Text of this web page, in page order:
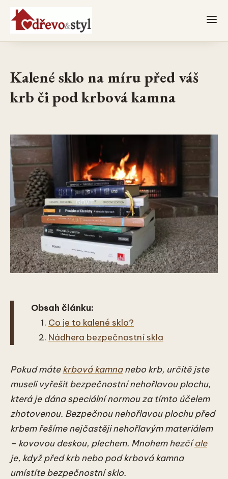
Kalené sklo na míru před váš
krb či pod krbová kamna
Obsah článku:
Co je to kalené sklo?
Nádhera bezpečnostní skla
Pokud mátekrbová kamnanebo krb, určitě jste
museli vyřešit bezpečnostní nehořlavou plochu,
která je dána speciální normou za tímto účelem
zhotovenou. Bezpečnou nehořlavou plochu před
krbem řešíme nejčastěji nehořlavým materiálem
– kovovou deskou, plechem. Mnohem hezčíale
je, když před krb nebo pod krbová kamna
umístíte bezpečnostní sklo.